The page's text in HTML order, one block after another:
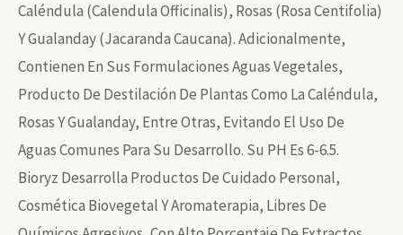
Caléndula (Calendula Officinalis), Rosas (Rosa Centifolia)
Y Gualanday (Jacaranda Caucana). Adicionalmente,
Contienen En Sus Formulaciones Aguas Vegetales,
Producto De Destilación De Plantas Como La Caléndula,
Rosas Y Gualanday, Entre Otras, Evitando El Uso De
Aguas Comunes Para Su Desarrollo. Su PH Es 6-6.5.
Bioryz Desarrolla Productos De Cuidado Personal,
Cosmética Biovegetal Y Aromaterapia, Libres De